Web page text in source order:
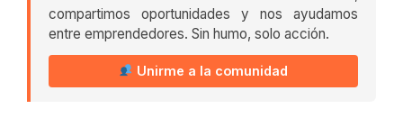
compartimos oportunidades y nos ayudamos
entre emprendedores. Sin humo, solo acción.
Unirme a la comunidad